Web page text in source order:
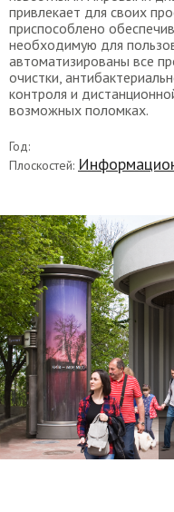
привлекает для своих
приспособлено
необходимую для
автоматизированы все
очистки,
контроля и
возможных поломках.
Год:
Плоскостей: